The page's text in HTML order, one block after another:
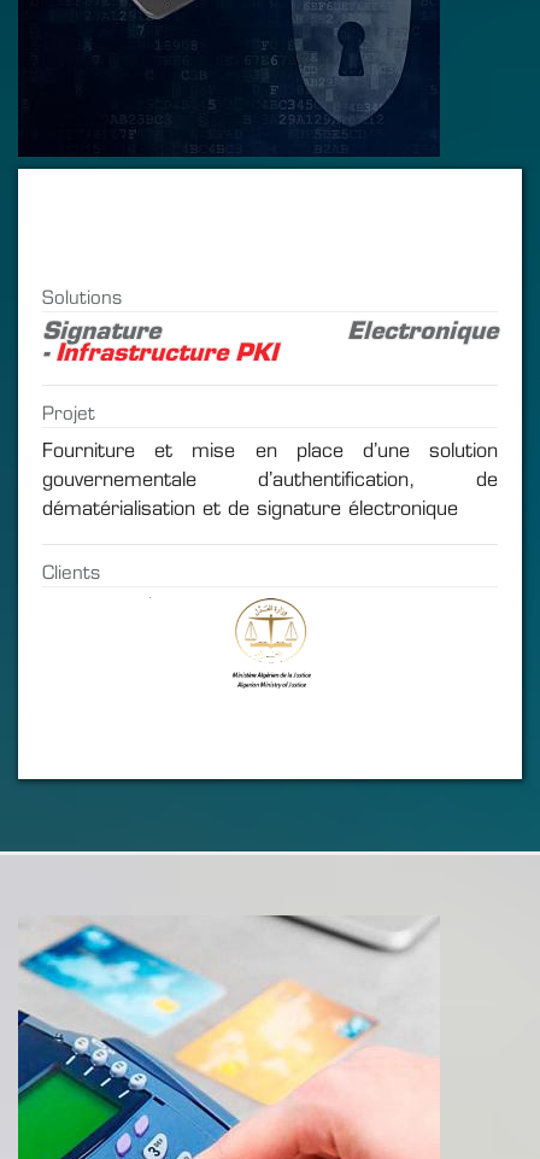
Solutions
Signature Electronique
- Infrastructure PKI
Projet
Fourniture et mise en place d’une solution
gouvernementale d’authentification, de
dématérialisation et de signature électronique
Clients